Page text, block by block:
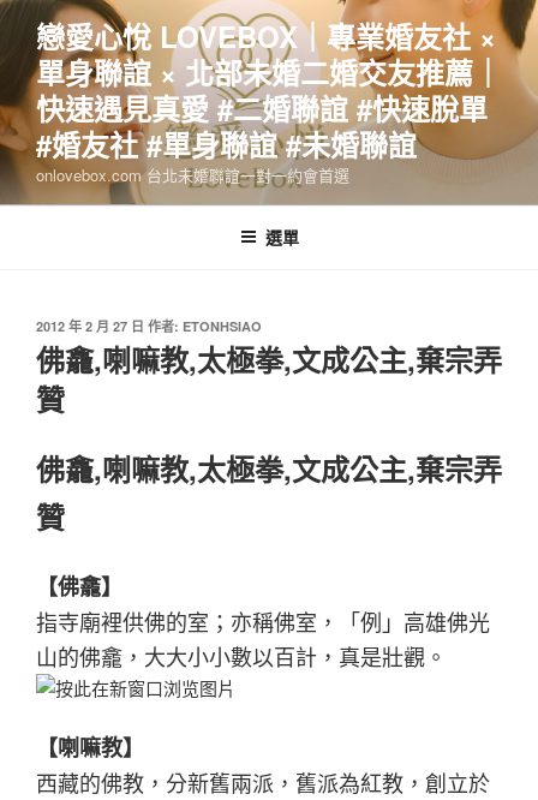
跳
主
要
內
容
戀愛心悅 LOVEBOX｜專業婚友社 ×
單身聯誼 × 北部未婚二婚交友推薦｜
快速遇見真愛 #二婚聯誼 #快速脫單
#婚友社 #單身聯誼 #未婚聯誼
onlovebox.com 台北未婚聯誼一對一約會首選
選單
發
佈
於
2012 年 2 月 27 日 作者: ETONHSIAO
佛龕,喇嘛教,太極拳,文成公主,棄宗弄
贊
佛龕,喇嘛教,太極拳,文成公主,棄宗弄
贊
【佛龕】
指寺廟裡供佛的室；亦稱佛室，「例」高雄佛光
山的佛龕，大大小小數以百計，真是壯觀。
【喇嘛教】
西藏的佛教，分新舊兩派，舊派為紅教，創立於